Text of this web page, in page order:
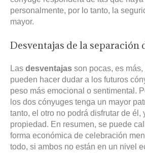
personalmente, por lo tanto, la
mayor.
Desventajas de la separación
Las desventajas son pocas, es
pueden hacer dudar a los futuros
peso más emocional o sentimental.
los dos cónyuges tenga un mayor
tanto, el otro no podrá disfrutar de él,
propiedad. En resumen, se puede
forma económica de celebración
todo, si ambos no están en un nivel